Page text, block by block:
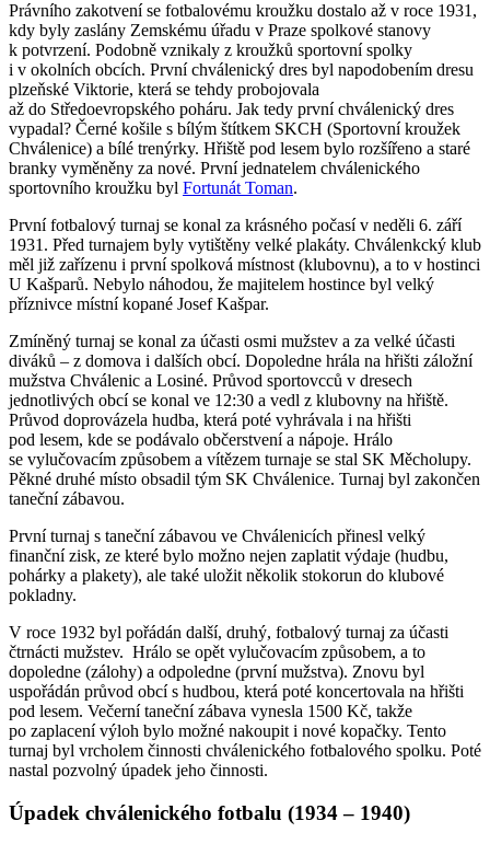
Právního zakotvení se fotbalovému kroužku dostalo až v roce 1931,
kdy byly zaslány Zemskému úřadu v Praze spolkové stanovy
k potvrzení. Podobně vznikaly z kroužků sportovní spolky
i v okolních obcích. První chválenický dres byl napodobením dresu
plzeňské Viktorie, která se tehdy probojovala
až do Středoevropského poháru. Jak tedy první chválenický dres
vypadal? Černé košile s bílým štítkem SKCH (Sportovní kroužek
Chválenice) a bílé trenýrky. Hřiště pod lesem bylo rozšířeno a staré
branky vyměněny za nové. První jednatelem chválenického
sportovního kroužku byl Fortunát Toman.
První fotbalový turnaj se konal za krásného počasí v neděli 6. září
1931. Před turnajem byly vytištěny velké plakáty. Chválenkcký klub
měl již zařízenu i první spolková místnost (klubovnu), a to v hostinci
U Kašparů. Nebylo náhodou, že majitelem hostince byl velký
příznivce místní kopané Josef Kašpar.
Zmíněný turnaj se konal za účasti osmi mužstev a za velké účasti
diváků – z domova i dalších obcí. Dopoledne hrála na hřišti záložní
mužstva Chválenic a Losiné. Průvod sportovcců v dresech
jednotlivých obcí se konal ve 12:30 a vedl z klubovny na hřiště.
Průvod doprovázela hudba, která poté vyhrávala i na hřišti
pod lesem, kde se podávalo občerstvení a nápoje. Hrálo
se vylučovacím způsobem a vítězem turnaje se stal SK Měcholupy.
Pěkné druhé místo obsadil tým SK Chválenice. Turnaj byl zakončen
taneční zábavou.
První turnaj s taneční zábavou ve Chválenicích přinesl velký
finanční zisk, ze které bylo možno nejen zaplatit výdaje (hudbu,
pohárky a plakety), ale také uložit několik stokorun do klubové
pokladny.
V roce 1932 byl pořádán další, druhý, fotbalový turnaj za účasti
čtrnácti mužstev. Hrálo se opět vylučovacím způsobem, a to
dopoledne (zálohy) a odpoledne (první mužstva). Znovu byl
uspořádán průvod obcí s hudbou, která poté koncertovala na hřišti
pod lesem. Večerní taneční zábava vynesla 1500 Kč, takže
po zaplacení výloh bylo možné nakoupit i nové kopačky. Tento
turnaj byl vrcholem činnosti chválenického fotbalového spolku. Poté
nastal pozvolný úpadek jeho činnosti.
Úpadek chválenického fotbalu (1934 – 1940)